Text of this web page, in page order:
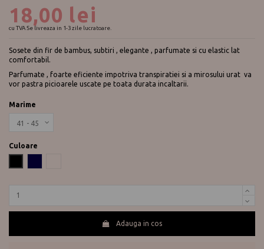
18,00 lei
cu TVASe livreaza in 1-3 zile lucratoare.
Sosete din fir de bambus, subtiri , elegante , parfumate si cu elastic lat
comfortabil.
Parfumate , foarte eficiente impotriva transpiratiei si a mirosului urat va
vor pastra picioarele uscate pe toata durata incaltarii.
Marime
Culoare
Adauga in cos